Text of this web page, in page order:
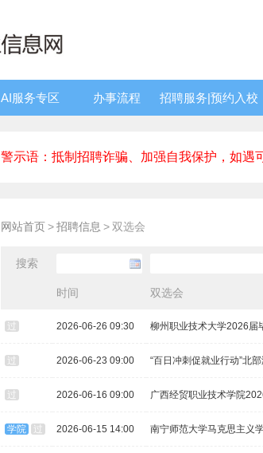
AI服务专区 办事流程 招聘服务|预约入校
警示语：抵制招聘诈骗、加强自我保护，如
网站首页>招聘信息 > 双选会
搜索
时间 双选会
过 2026-06-26 09:30
过 2026-06-23 09:00
过 2026-06-16 09:00
学院 过 2026-06-15 14:00 南宁师范大学马克思主义